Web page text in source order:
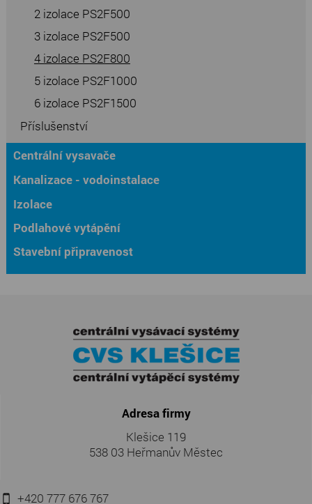
2 izolace PS2F500
3 izolace PS2F500
4 izolace PS2F800
5 izolace PS2F1000
6 izolace PS2F1500
Příslušenství
Centrální vysavače
Kanalizace - vodoinstalace
Izolace
Podlahové vytápění
Stavební připravenost
Adresa firmy
Klešice 119
538 03 Heřmanův Městec
+420 777 676 767